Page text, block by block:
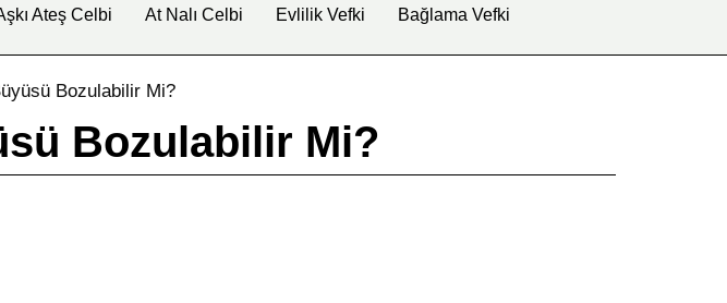
Ateş Celbi At Nalı Celbi Evlilik Vefki Bağlama Vefki
Bozulabilir Mi?
Bozulabilir Mi?